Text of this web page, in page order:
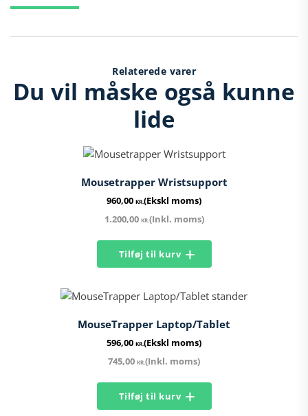
Relaterede varer
Du vil måske også kunne
lide
Mousetrapper Wristsupport
960,00 KR.(Ekskl moms)
1.200,00 KR.(Inkl. moms)
Tilføj til kurv
MouseTrapper Laptop/Tablet
596,00 KR.(Ekskl moms)
745,00 KR.(Inkl. moms)
Tilføj til kurv